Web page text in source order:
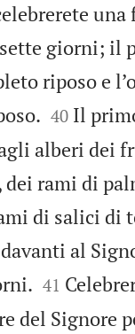
una
giorni; il
riposo e


40 Il
alberi dei
dei rami di
di salici di
al


41
del Signore